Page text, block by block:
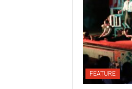
FEATURE